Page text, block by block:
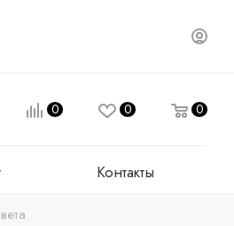
0 0 0
Контакты